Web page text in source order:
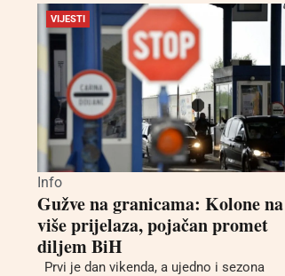
VIJESTI
Info
Gužve na granicama: Kolone na
više prijelaza, pojačan promet
diljem BiH
Prvi je dan vikenda, a ujedno i sezona